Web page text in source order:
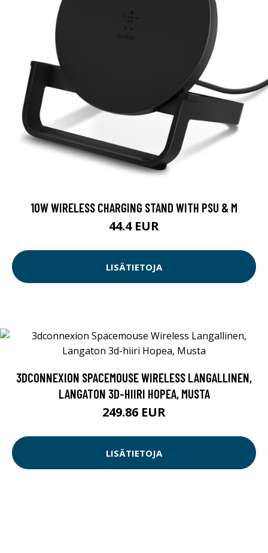
10W WIRELESS CHARGING STAND WITH PSU & M
44.4 EUR
LISÄTIETOJA
3DCONNEXION SPACEMOUSE WIRELESS LANGALLINEN,
LANGATON 3D-HIIRI HOPEA, MUSTA
249.86 EUR
LISÄTIETOJA